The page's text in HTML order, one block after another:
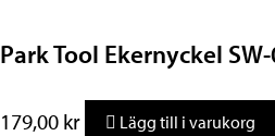
Park Tool Ekernyckel
179,00 kr Lägg till i varukorg